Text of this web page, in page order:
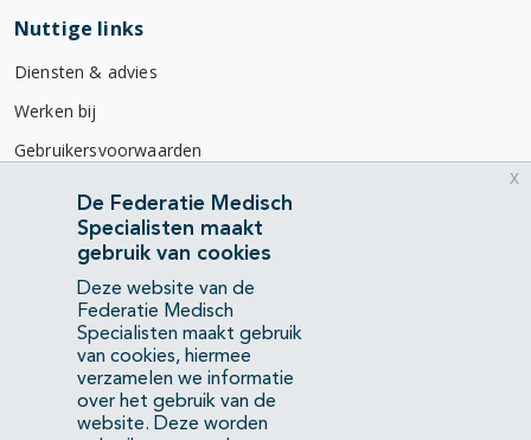
Nuttige links
Diensten & advies
Werken bij
Gebruikersvoorwaarden
Privacyverklaring
Contact
Mercatorlaan 1200
3528 BL Utrecht
(088) 505 34 34
info@richtlijnendatabase.nl
De Federatie Medisch
Specialisten maakt
gebruik van cookies
Deze website van de
Federatie Medisch
Specialisten maakt gebruik
van cookies, hiermee
verzamelen we informatie
over het gebruik van de
website. Deze worden
x